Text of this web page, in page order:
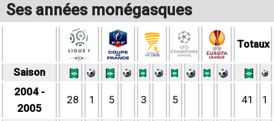
Ses années monégasques
Totaux
Saison
2004 -
2005
28 1 5 3 5 41 1